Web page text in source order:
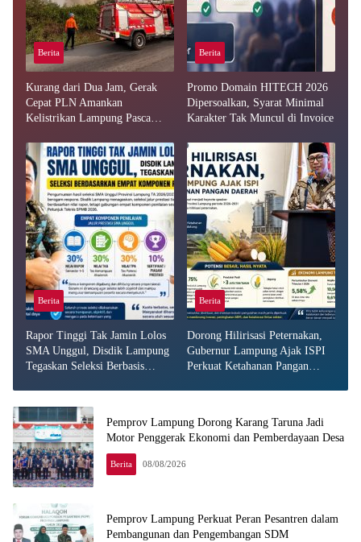
Berita
Kurang dari Dua Jam, Gerak
Cepat PLN Amankan
Kelistrikan Lampung Pasca
Berita
Promo Domain HITECH 2026
Dipersoalkan, Syarat Minimal
Karakter Tak Muncul di Invoice
Berita
Rapor Tinggi Tak Jamin Lolos
SMA Unggul, Disdik Lampung
Tegaskan Seleksi Berbasis
Berita
Dorong Hilirisasi Peternakan,
Gubernur Lampung Ajak ISPI
Perkuat Ketahanan Pangan
Pemprov Lampung Dorong Karang Taruna Jadi
Motor Penggerak Ekonomi dan Pemberdayaan Desa
Berita 08/08/2026
Pemprov Lampung Perkuat Peran Pesantren dalam
Pembangunan dan Pengembangan SDM